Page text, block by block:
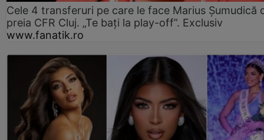
Cele 4 transferuri pe care le face Marius Șumudică
preia CFR Cluj. „Te bați la play-off”. Exclusiv
www.fanatik.ro